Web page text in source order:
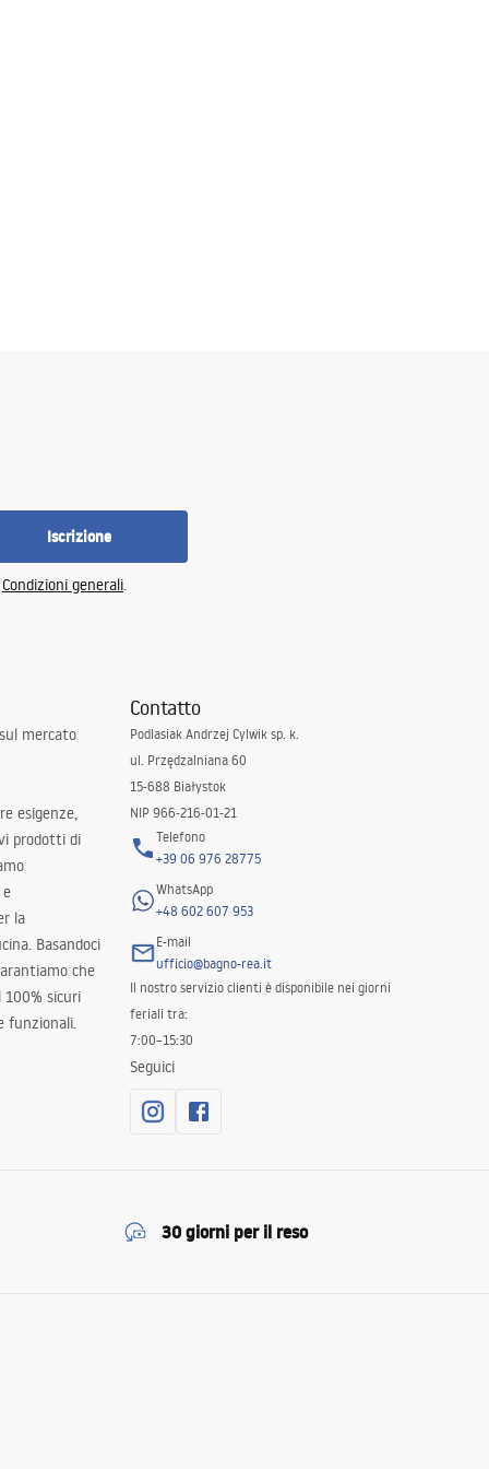
Iscrizione
Condizioni generali.
mercato
esigenze,
prodotti di
la
Basandoci
che
sicuri
funzionali.
Contatto
Podlasiak Andrzej Cylwik sp. k.
ul. Przędzalniana 60
15-688 Białystok
NIP 966-216-01-21
Telefono
+39 06 976 28775
WhatsApp
+48 602 607 953
E-mail
ufficio@bagno-rea.it
Il nostro servizio clienti è disponibile nei giorni
feriali tra:
7:00–15:30
Seguici
30 giorni per il reso